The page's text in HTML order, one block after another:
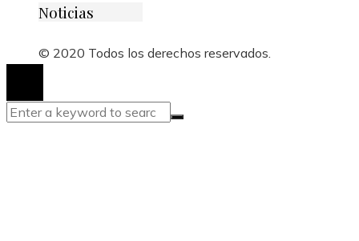
Noticias
© 2020 Todos los derechos reservados.